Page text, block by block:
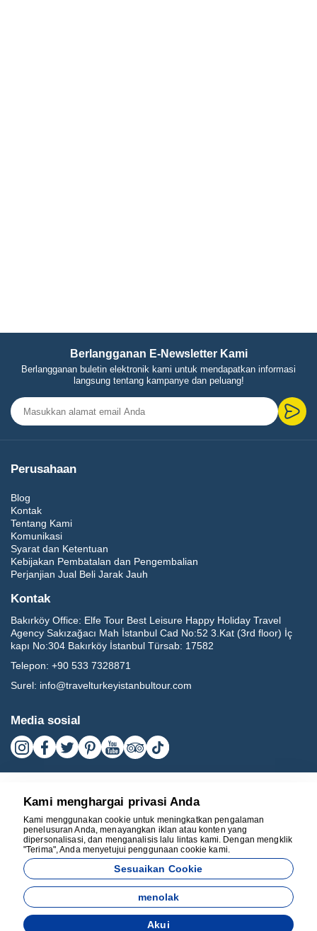
Berlangganan E-Newsletter Kami
Berlangganan buletin elektronik kami untuk mendapatkan informasi
langsung tentang kampanye dan peluang!
Perusahaan
Blog
Kontak
Tentang Kami
Komunikasi
Syarat dan Ketentuan
Kebijakan Pembatalan dan Pengembalian
Perjanjian Jual Beli Jarak Jauh
Kontak
Bakırköy Office: Elfe Tour Best Leisure Happy Holiday Travel
Agency Sakızağacı Mah İstanbul Cad No:52 3.Kat (3rd floor) İç
kapı No:304 Bakırköy İstanbul Türsab: 17582
Telepon: +90 533 7328871
Surel: info@travelturkeyistanbultour.com
Media sosial
17582
Dikembangkan oleh
Kami menghargai privasi Anda
Kami menggunakan cookie untuk meningkatkan pengalaman
penelusuran Anda, menayangkan iklan atau konten yang
dipersonalisasi, dan menganalisis lalu lintas kami. Dengan mengklik
"Terima", Anda menyetujui penggunaan cookie kami.
Sesuaikan Cookie
menolak
Akui